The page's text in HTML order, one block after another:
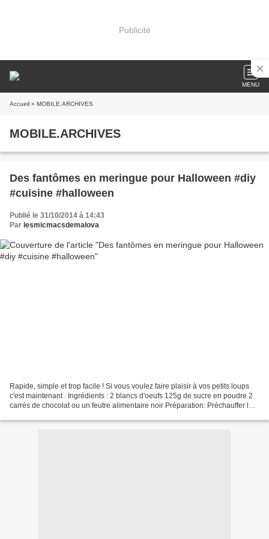
Publicité
MENU
Accueil » MOBILE.ARCHIVES
MOBILE.ARCHIVES
Des fantômes en meringue pour Halloween #diy
#cuisine #halloween
Publié le 31/10/2014 à 14:43
Par lesmicmacsdemalova
Rapide, simple et trop facile ! Si vous voulez faire plaisir à vos petits loups
c'est maintenant . Ingrédients : 2 blancs d'oeufs 125g de sucre en poudre 2
carrés de chocolat ou un feutre alimentaire noir Préparation: Préchauffer le